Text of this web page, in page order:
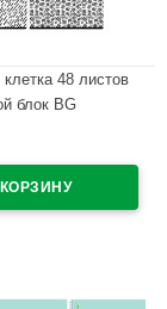
48 листов
блок BG
арт.Т5ск48